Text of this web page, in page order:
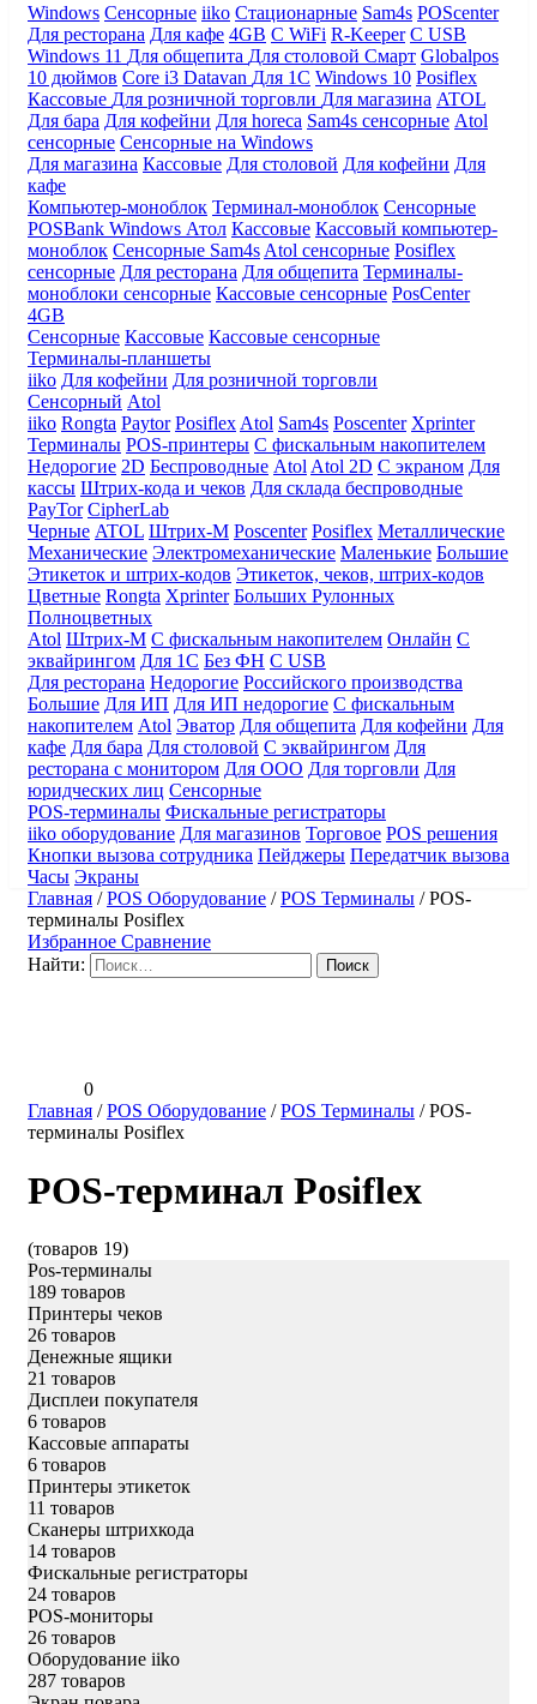
Windows Сенсорные iiko Стационарные Sam4s POScenter
Для ресторана Для кафе 4GB С WiFi R-Keeper С USB
Windows 11 Для общепита Для столовой Смарт Globalpos
10 дюймов Core i3 Datavan Для 1С Windows 10 Posiflex
Кассовые Для розничной торговли Для магазина ATOL
Для бара Для кофейни Для horeca Sam4s сенсорные Atol
сенсорные Сенсорные на Windows
Для магазина Кассовые Для столовой Для кофейни Для
кафе
Компьютер-моноблок Терминал-моноблок Сенсорные
POSBank Windows Атол Кассовые Кассовый компьютер-
моноблок Сенсорные Sam4s Atol сенсорные Posiflex
сенсорные Для ресторана Для общепита Терминалы-
моноблоки сенсорные Кассовые сенсорные PosCenter
4GB
Сенсорные Кассовые Кассовые сенсорные
Терминалы-планшеты
iiko Для кофейни Для розничной торговли
Сенсорный Atol
iiko Rongta Paytor Posiflex Atol Sam4s Poscenter Xprinter
Терминалы POS-принтеры С фискальным накопителем
Недорогие 2D Беспроводные Atol Atol 2D С экраном Для
кассы Штрих-кода и чеков Для склада беспроводные
PayTor CipherLab
Черные ATOL Штрих-М Poscenter Posiflex Металлические
Механические Электромеханические Маленькие Большие
Этикеток и штрих-кодов Этикеток, чеков, штрих-кодов
Цветные Rongta Xprinter Больших Рулонных
Полноцветных
Atol Штрих-М С фискальным накопителем Онлайн С
эквайрингом Для 1С Без ФН С USB
Для ресторана Недорогие Российского производства
Большие Для ИП Для ИП недорогие С фискальным
накопителем Atol Эватор Для общепита Для кофейни Для
кафе Для бара Для столовой С эквайрингом Для
ресторана с монитором Для ООО Для торговли Для
юридческих лиц Сенсорные
POS-терминалы Фискальные регистраторы
iiko оборудование Для магазинов Торговое POS решения
Кнопки вызова сотрудника Пейджеры Передатчик вызова
Часы Экраны
Главная /POS Оборудование /POS Терминалы /POS-
терминалы Posiflex
Избранное Сравнение
Найти:
0
Главная /POS Оборудование /POS Терминалы /POS-
терминалы Posiflex
POS-терминал Posiflex
(товаров 19)
Pos-терминалы
189 товаров
Принтеры чеков
26 товаров
Денежные ящики
21 товаров
Дисплеи покупателя
6 товаров
Кассовые аппараты
6 товаров
Принтеры этикеток
11 товаров
Сканеры штрихкода
14 товаров
Фискальные регистраторы
24 товаров
POS-мониторы
26 товаров
Оборудование iiko
287 товаров